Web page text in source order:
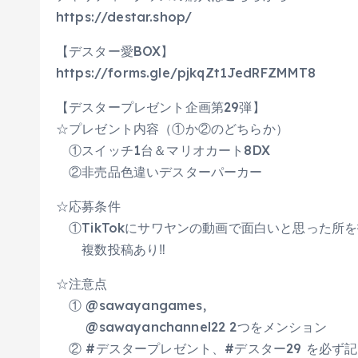
https://destar.shop/
【デスター愛BOX】
https://forms.gle/pjkqZt1JedRFZMMT8
【デスタープレゼント企画第29弾】
☆プレゼント内容（①か②のどちらか）
①スイッチ1台＆マリオカート8DX
②非売品色違いデスターパーカー
☆応募条件
①TikTokにサワヤンの動画で面白いと思った所
複数投稿あり‼
☆注意点
① @sawayangames,
@sawayanchannel22 2つをメンション
② #デスタープレゼント​、#デスター29 を必ず